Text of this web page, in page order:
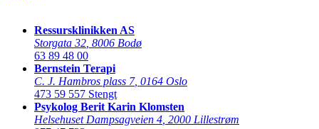
Ressursklinikken AS
Storgata 32 8006 Bodø
63 89 48 00
Bernstein Terapi
C. J. Hambros plass 7, 0164 Oslo
473 59 557 Stengt
Psykolog Berit Karin Klomsten
Helsehuset Dampsagveien 4 2000 Lillestrøm